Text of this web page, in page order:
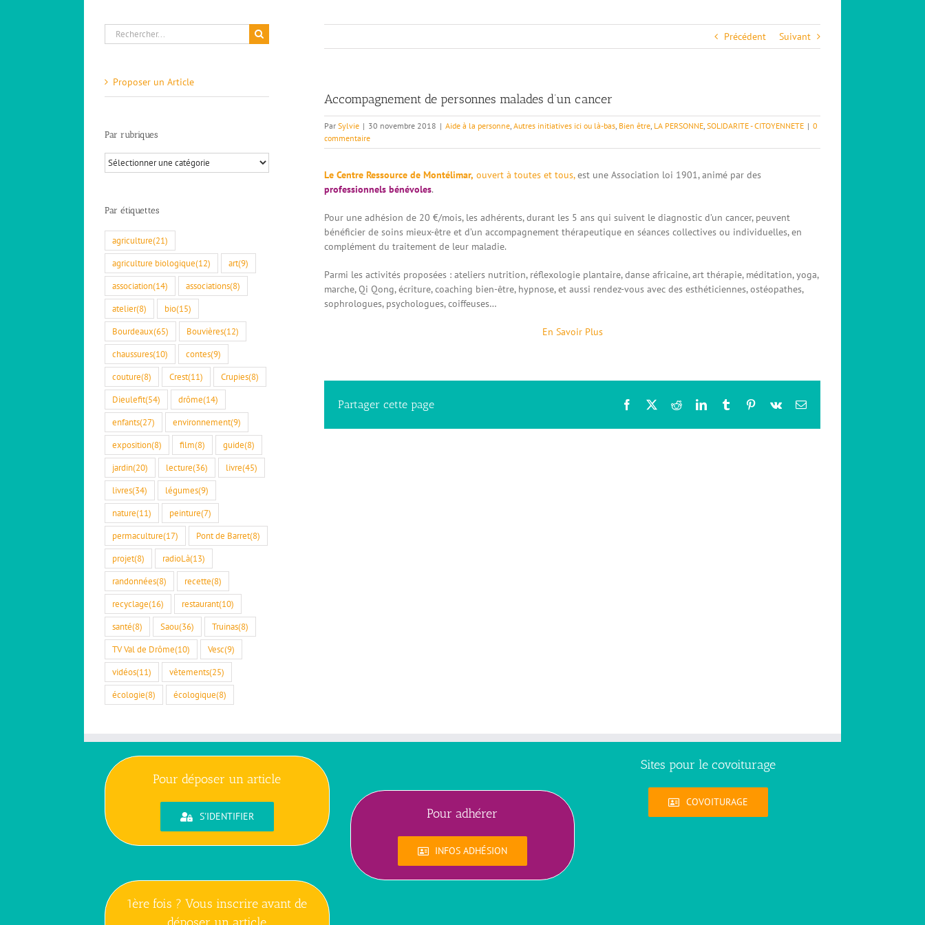
Précédent Suivant
Accompagnement de personnes malades d’un cancer
ParSylvie | 30 novembre 2018 | Aide à la personne ,Autres initiatives ici ou là-bas Bien être LA PERSONNE ,SOLIDARITE - CITOYENNETE | 0
commentaire
Le Centre Ressource de Montélimar, ouvert à toutes et tous,est une Association loi 1901, animé par des
professionnels bénévoles.
Pour une adhésion de 20 €/mois, les adhérents, durant les 5 ans qui suivent le diagnostic d’un cancer, peuvent
bénéficier de soins mieux-être et d’un accompagnement thérapeutique en séances collectives ou individuelles, en
complément du traitement de leur maladie.
Parmi les activités proposées : ateliers nutrition, réflexologie plantaire, danse africaine, art thérapie, méditation, yoga,
marche, Qi Qong, écriture, coaching bien-être, hypnose, et aussi rendez-vous avec des esthéticiennes, ostéopathes,
sophrologues, psychologues, coiffeuses…
En Savoir Plus
Partager cette page Facebook RedditLinkedInTumblr Pinterest
Vk Email
Rechercher:
Proposer un Article
Par rubriques
Par
rubriques
Par étiquettes
agriculture(21)
agriculture biologique(12) art(9)
association(14) associations(8)
atelier(8) bio(15)
Bourdeaux(65) Bouvières(12)
chaussures(10) contes(9)
couture(8) Crest(11) Crupies(8)
Dieulefit(54) drôme(14)
enfants(27) environnement(9)
exposition(8) film(8) guide(8)
jardin(20) lecture(36) livre(45)
livres(34) légumes(9)
nature(11) peinture(7)
permaculture(17) Pont de Barret(8)
projet(8) radioLà(13)
randonnées(8) recette(8)
recyclage(16) restaurant(10)
santé(8) Saou(36) Truinas(8)
TV Val de Drôme(10) Vesc(9)
vidéos(11) vêtements(25)
écologie(8) écologique(8)
Pour déposer un article
S'IDENTIFIER
1ère fois ? Vous inscrire avant de
Pour adhérer
INFOS ADHÉSION
Sites pour le covoiturage
COVOITURAGE